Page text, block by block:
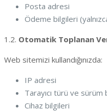
Posta adresi
Ödeme bilgileri
1.2. Otomatik Toplanan
Web sitemizi kullandığınızda:
IP adresi
Tarayıcı türü ve sürüm
Cihaz bilgileri